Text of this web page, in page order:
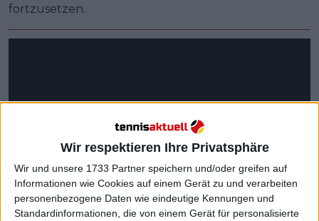
Wir respektieren Ihre Privatsphäre
Wir und unsere 1733 Partner speichern und/oder greifen auf
Informationen wie Cookies auf einem Gerät zu und verarbeiten
personenbezogene Daten wie eindeutige Kennungen und
Standardinformationen, die von einem Gerät für personalisierte
fortzusetzen.